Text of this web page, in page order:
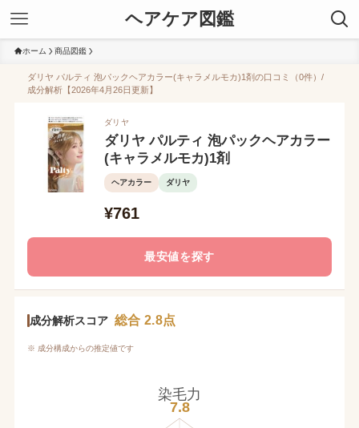
ヘアケア図鑑
ホーム 商品図鑑
ダリヤ パルティ 泡パックヘアカラー(キャラメルモカ)1剤の口コミ（0件）/
成分解析【2026年4月26日更新】
ダリヤ
ダリヤ パルティ 泡パックヘアカラー
(キャラメルモカ)1剤
ヘアカラー ダリヤ
¥761
最安値を探す
成分解析スコア 総合 2.8点
※ 成分構成からの推定値です
染毛力
7.8